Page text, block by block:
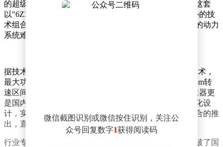
的超级动力总成正式亮相，引发越野爱好者热烈讨论。这套
以"6Z30 3.0T发动机"和"纵置9速液力自动变速器"为核心的技
术组合，标志着中国车企首次攻克了百万级豪华越野车的动力
系统难题。
据技术资料显示，这款3.0T V6发动机采用双涡轮增压技术，
最大功率可达260kW，峰值扭矩500N·m，在1500-4500rpm转
速区间内可持续输出最大扭矩。与之匹配的9速自动变速器更
是国内首创纵置布局设计，通过紧凑的轴向尺寸和轻量化设
计，实现了传动效率与可靠性的双重提升。这套动力组合的推
出，直接对标国际一线品牌的高端越野车型。
行业专家指出，该技术突破具有多重战略意义。首先打破了国
微信截图识别或微信按住识别，关注公
众号回复数字1获得阅读码